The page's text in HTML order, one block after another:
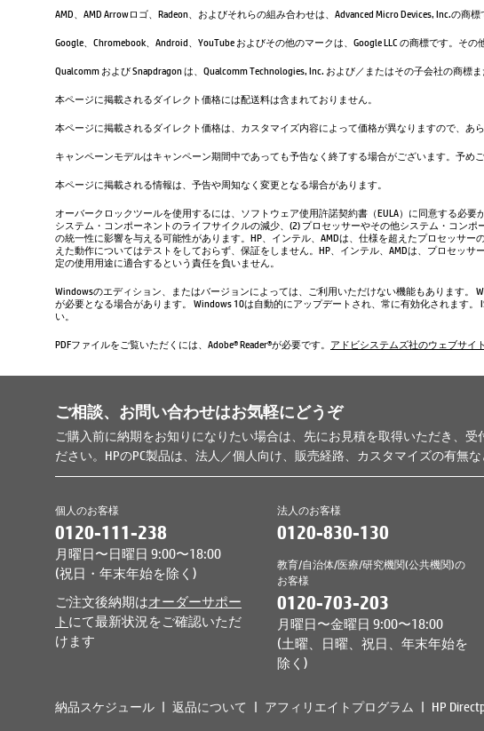
AMD、AMD Arrowロゴ、Radeon、およびそれらの組み合わせは、Advanced Micro Devices, Inc.の商標
Google、Chromebook、Android、YouTube およびその他のマークは、Google LLC の商標です。
Qualcomm および Snapdragon は、Qualcomm Technologies, Inc. および／またはその子会社の商標ま
本ページに掲載されるダイレクト価格には配送料は含まれておりません。
本ページに掲載されるダイレクト価格は、カスタマイズ内容によって価格が異なりますので、あ
キャンペーンモデルはキャンペーン期間中であっても予告なく終了する場合がございます。予めご
本ページに掲載される情報は、予告や周知なく変更となる場合があります。
オーバークロックツールを使用するには、ソフトウェア使用許諾契約書（EULA）に同意する必
システム・コンポーネントのライフサイクルの減少、(2) プロセッサーやその他システム・コン
の統一性に影響を与える可能性があります。HP、インテル、AMDは、仕様を超えたプロセッサ
えた動作についてはテストをしておらず、保証をしません。HP、インテル、AMDは、プロセッ
定の使用用途に適合するという責任を負いません。
Windowsのエディション、またはバージョンによっては、ご利用いただけない機能もあります。
が必要となる場合があります。 Windows 10は自動的にアップデートされ、常に有効化されます
い。
PDFファイルをご覧いただくには、Adobe® Reader®が必要です。 アドビシステムズ社のウェブサイト
ご相談、お問い合わせはお気軽にどうぞ
ご購入前に納期をお知りになりたい場合は、先にお見積を取得いただき、
ださい。HPのPC製品は、法人／個人向け、販売経路、カスタマイズの有無
個人のお客様
0120-111-238
月曜日〜日曜日 9:00〜18:00
(祝日・年末年始を除く)
ご注文後納期はオーダーサポー
ト にて最新状況をご確認いただ
けます
法人のお客様
0120-830-130
教育/自治体/医療/研究機関(公共機関)の
お客様
0120-703-203
月曜日〜金曜日 9:00〜18:00
(土曜、日曜、祝日、年末年始を
除く)
納品スケジュール 返品について アフィリエイトプログラム HP